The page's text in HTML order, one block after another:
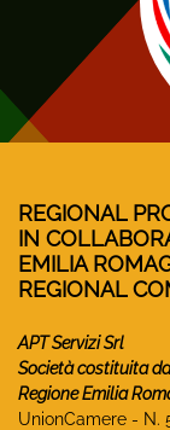
REGIONAL
IN
EMILIA
REGIONAL
APT Servizi Srl
Società costituita
Regione Emilia
UnionCamere - N.